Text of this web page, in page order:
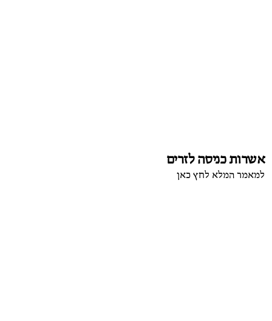
אשרות כניסה לזרים
למאמר המלא לחץ כאן